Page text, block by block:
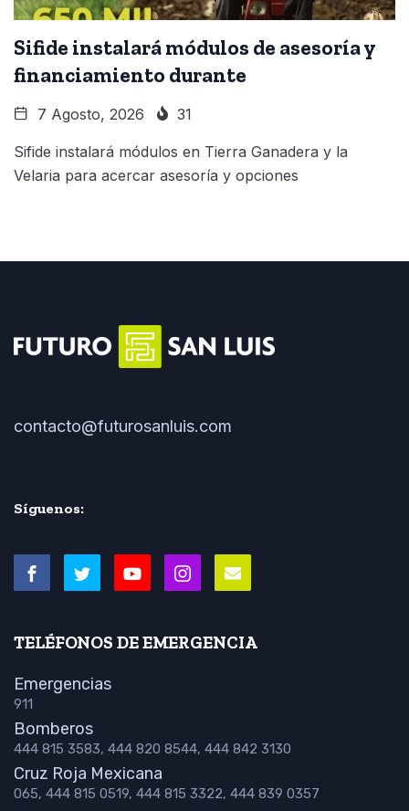
Sifide instalará módulos de asesoría y
financiamiento durante
7 Agosto, 2026 31
Sifide instalará módulos en Tierra Ganadera y la
Velaria para acercar asesoría y opciones
contacto@futurosanluis.com
Síguenos:
TELÉFONOS DE EMERGENCIA
Emergencias
911
Bomberos
444 815 3583, 444 820 8544, 444 842 3130
Cruz Roja Mexicana
065, 444 815 0519, 444 815 3322, 444 839 0357